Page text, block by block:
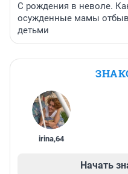
С рождения в неволе.
осужденные мамы
детьми
irina,64
Начать